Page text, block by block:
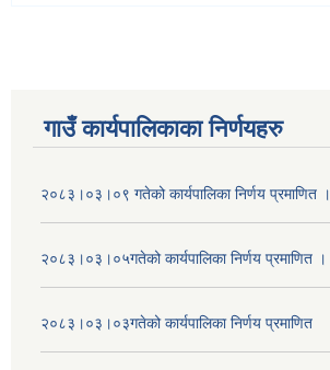
गाउँ कार्यपालिकाका निर्णयहरु
२०८३।०३।०९ गतेको कार्यपालिका निर्णय प्रमाणित ।
२०८३।०३।०५गतेको कार्यपालिका निर्णय प्रमाणित ।
२०८३।०३।०३गतेको कार्यपालिका निर्णय प्रमाणित